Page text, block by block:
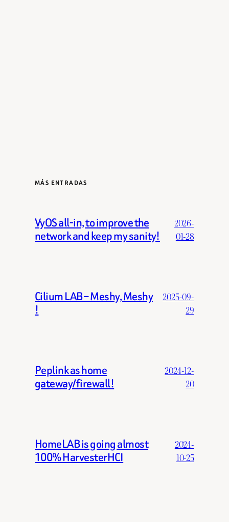
MÁS ENTRADAS
VyOS all-in, to improve the
network and keep my sanity!
2026-
01-28
Cilium LAB – Meshy, Meshy
!
2025-09-
29
Peplink as home
gateway/firewall!
2024-12-
20
HomeLAB is going almost
100% HarvesterHCI
2024-
10-25